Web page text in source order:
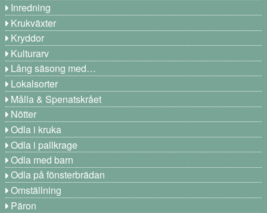
Inredning
Krukväxter
Kryddor
Kulturarv
Lång säsong med…
Lokalsorter
Målla & Spenatskrået
Nötter
Odla i kruka
Odla i pallkrage
Odla med barn
Odla på fönsterbrädan
Omställning
Päron